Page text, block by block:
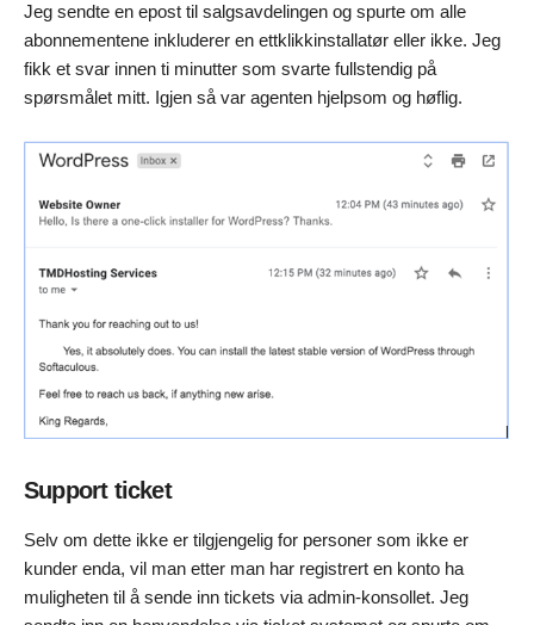
Jeg sendte en epost til salgsavdelingen og spurte om alle
abonnementene inkluderer en ettklikkinstallatør eller ikke. Jeg
fikk et svar innen ti minutter som svarte fullstendig på
spørsmålet mitt. Igjen så var agenten hjelpsom og høflig.
Support ticket
Selv om dette ikke er tilgjengelig for personer som ikke er
kunder enda, vil man etter man har registrert en konto ha
muligheten til å sende inn tickets via admin-konsollet. Jeg